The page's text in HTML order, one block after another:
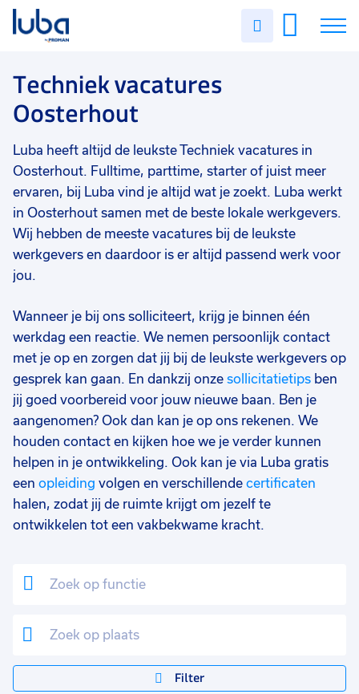
Uren
Vacatures
Over ons
Voor werkgevers
Contact
Techniek vacatures
Oosterhout
Luba heeft altijd de leukste Techniek vacatures in
Oosterhout. Fulltime, parttime, starter of juist meer
ervaren, bij Luba vind je altijd wat je zoekt. Luba werkt
in Oosterhout samen met de beste lokale werkgevers.
Wij hebben de meeste vacatures bij de leukste
werkgevers en daardoor is er altijd passend werk voor
jou.
Wanneer je bij ons solliciteert, krijg je binnen één
werkdag een reactie. We nemen persoonlijk contact
met je op en zorgen dat jij bij de leukste werkgevers op
gesprek kan gaan. En dankzij onze sollicitatietips ben
jij goed voorbereid voor jouw nieuwe baan. Ben je
aangenomen? Ook dan kan je op ons rekenen. We
houden contact en kijken hoe we je verder kunnen
helpen in je ontwikkeling. Ook kan je via Luba gratis
een opleiding volgen en verschillende certificaten
halen, zodat jij de ruimte krijgt om jezelf te
ontwikkelen tot een vakbekwame kracht.
Filter
Filter vacatures
Vakgebied 0
Techniek
Opleidingsniveau 0
Soort contract 0
Uitzicht op vast 9
Detacheren 1
37 - 40+ uur 10
25 - 32 uur 1